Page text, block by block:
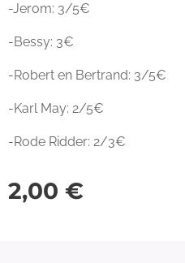
-Jerom: 3/5€
-Bessy: 3€
-Robert en Bertrand: 3/5€
-Karl May: 2/5€
-Rode Ridder: 2/3€
2,00 €